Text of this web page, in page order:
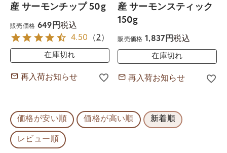
産 サーモンチップ 50g
販売価格 649 税込
4.50 （2 ）
在庫切れ
再入荷お知らせ
産 サーモンスティック
150g
販売価格 1,837 税込
在庫切れ
再入荷お知らせ
価格が安い順 価格が高い順 新着順
レビュー順